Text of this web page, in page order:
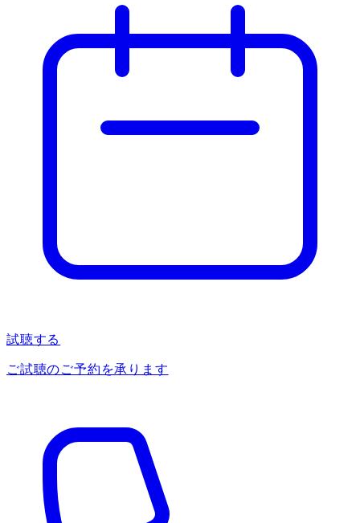
試聴する
ご試聴のご予約を承ります